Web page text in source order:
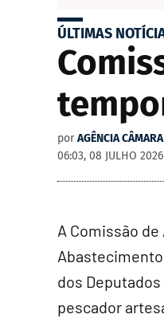
ÚLTIMAS
por AGÊNCIA CÂMARA
06:03, 08 JULHO 2026
A Comissão
dos
pescador